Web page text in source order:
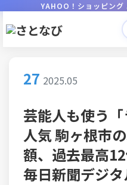
YAHOO！ショッピング
27 2025.05
芸能人も使う
人気 駒ヶ根市
額、過去最高
毎日新聞デジ